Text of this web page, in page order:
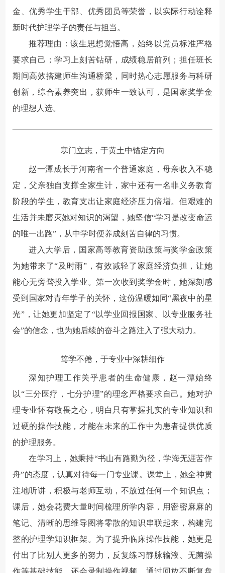
金、优秀学生干部、优秀团员等荣誉，以实际行动诠释
新时代护理学子的责任与担当。
推荐理由：该生思想觉悟高，始终以党员标准严格
要求自己；学习上刻苦钻研，成绩稳居前列；担任班长
期间高效搭建师生沟通桥梁，同时热心志愿服务与科研
创新，综合素养突出，获师生一致认可，是国家奖学金
的理想人选。
寒门立志，于黄土中锚定方向
赵一潭成长于河南省一个普通家庭，母亲收入不稳
定，父亲独自支撑全家生计，家中还有一名非义务教育
阶段的学生，教育支出让家庭经济压力倍增。但艰难的
生活并未磨灭她对知识的渴望，她坚信“学习是改变命运
的唯一出路”，从中学时便养成刻苦自律的习惯。
进入大学后，国家高等教育资助政策与奖学金政策
为她带来了“及时雨”，有效减轻了家庭经济负担，让她
能心无旁骛投入学业。第一次收到奖学金时，她深刻感
受到国家对青年学子的关怀，这份温暖如同“黑夜中的星
光”，让她更加坚定了“以学业回报国家、以专业服务社
会”的信念，也为她后续的奋斗之路注入了强大动力。
笃学不倦，于专业中深耕细作
深知护理工作关乎患者的生命健康，赵一潭始终
以“三分医疗，七分护理”的理念严格要求自己。她对护
理专业怀有敬畏之心，明白只有掌握扎实的专业知识和
过硬的操作技能，才能在未来的工作中为患者提供优质
的护理服务。
在学习上，她秉持“书山有路勤为径，学海无涯苦作
舟”的态度，认真对待每一门专业课。课堂上，她全神贯
注地听讲，积极与老师互动，不放过任何一个知识点；
课后，她会花费大量时间梳理所学内容，用密密麻麻的
笔记、清晰的思维导图将零散的知识串联起来，构建完
整的护理学知识框架。为了提升临床操作技能，她更是
付出了比别人更多的努力，反复练习静脉输液、无菌操
作等基础技能，还会录制操作视频，通过回放不断复盘